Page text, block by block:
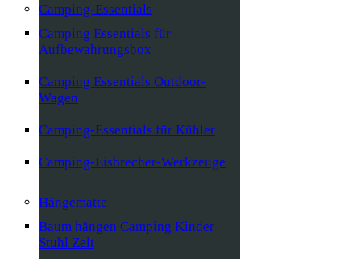
Camping-Essentials
Camping Essentials für
Aufbewahrungsbox
Camping Essentials Outdoor-
Wagen
Camping-Essentials für Kühler
Camping-Eisbrecher-Werkzeuge
Hängematte
Baum hängen Camping Kinder
Stuhl Zelt